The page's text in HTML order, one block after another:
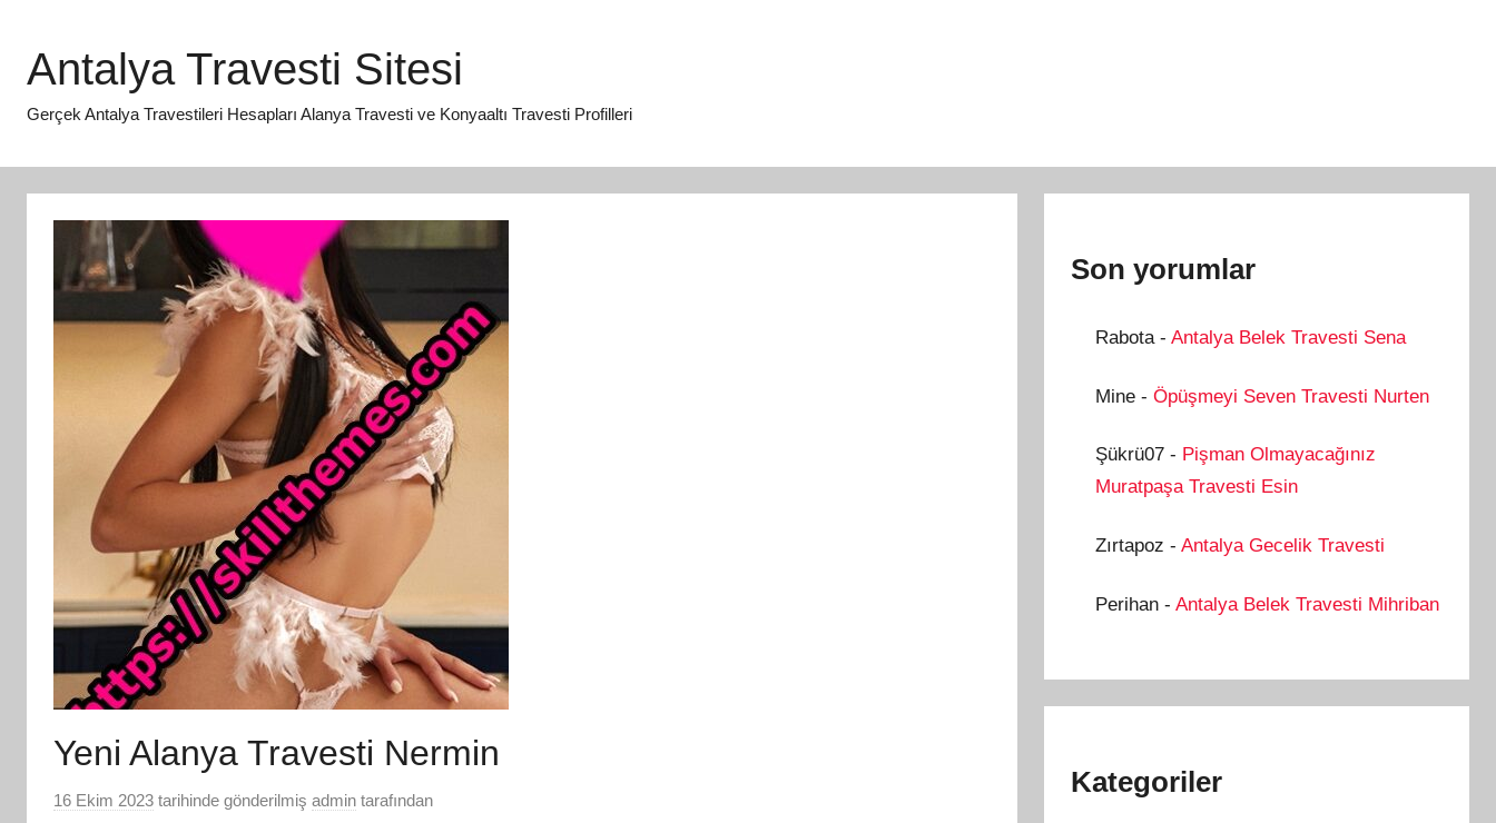
Antalya Travesti Sitesi
Gerçek Antalya Travestileri Hesapları Alanya Travesti ve Konyaaltı Travesti Profilleri
Yeni Alanya Travesti Nermin
16 Ekim 2023 tarihinde gönderilmiş admin tarafından
Son yorumlar
Rabota- Antalya Belek Travesti Sena
Mine- Öpüşmeyi Seven Travesti Nurten
Şükrü07- Pişman Olmayacağınız
Muratpaşa Travesti Esin
Zırtapoz - Antalya Gecelik Travesti
Perihan- Antalya Belek Travesti Mihriban
Kategoriler